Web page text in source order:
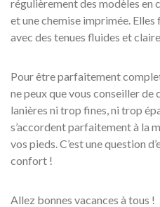
régulièrement des modèles en
et une chemise imprimée.
avec des tenues fluides et
Pour être parfaitement
ne peux que vous conseiller de
lanières ni trop fines, ni trop
s’accordent parfaitement à la
vos pieds. C’est une question
confort !
Allez bonnes vacances à tous !